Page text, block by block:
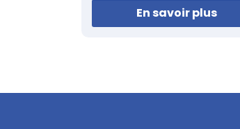
En savoir plus